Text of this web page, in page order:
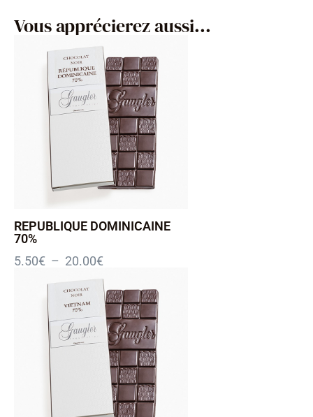
Vous apprécierez aussi...
REPUBLIQUE DOMINICAINE
70%
5.50€ – 20.00€